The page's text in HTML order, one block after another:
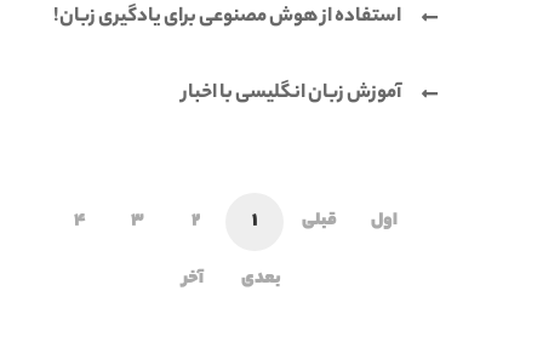
استفاده از هوش مصنوعی برای یادگیری زبان!
آموزش زبان انگلیسی با اخبار
اول قبلی 1
2
3
4
بعدی
آخر